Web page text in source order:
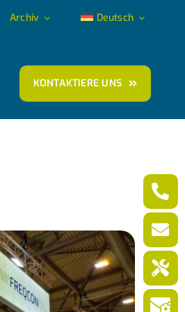
Archiv Deutsch
KONTAKTIERE UNS